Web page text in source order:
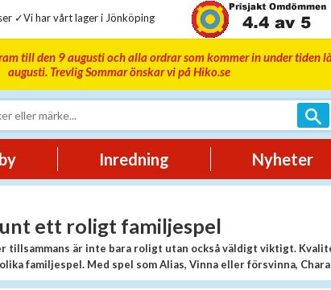
✓Vi har vårt lager i Jönköping
till den 9 augusti och alla ordrar som kommer in under tiden
augusti. Trevlig Sommar önskar vi på Hiko.se
Inredning Nyheter
ett roligt familjespel
tillsammans är inte bara roligt utan också väldigt viktigt.
familjespel. Med spel som Alias, Vinna eller försvinna,